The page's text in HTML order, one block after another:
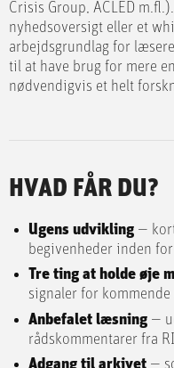
Crisis Group, ACLED
nyhedsoversigt eller et
arbejdsgrundlag for
til at have brug for mere
nødvendigvis et helt
HVAD FÅR DU?
Ugens udvikling —
begivenheder inden
Tre ting at holde øje
signaler for kommende
Anbefalet læsning —
rådskommentarer fra